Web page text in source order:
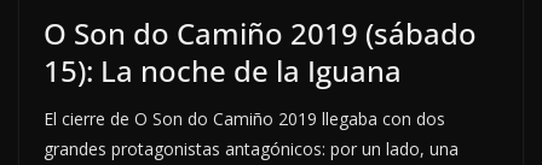
O Son do Camiño 2019 (sábado
15): La noche de la Iguana
El cierre de O Son do Camiño 2019 llegaba con dos
grandes protagonistas antagónicos: por un lado, una